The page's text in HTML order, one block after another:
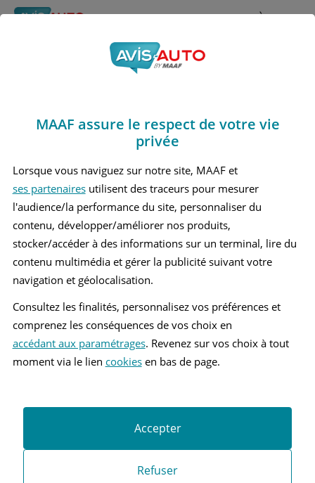
Rechercher À propos
Obtenir un devis d'assurance auto MAAF
Avis Ford Edge
FORD EDGE 2 GRAND SUV
Vous recherchez une
assurance automobile ?
Obtenez vos devis MAAF
MAAF assure le respect de votre vie
privée
Lorsque vous naviguez sur notre site, MAAF et
ses partenairesutilisent des traceurs pour mesurer
l'audience/la performance du site, personnaliser du
contenu, développer/améliorer nos produits,
stocker/accéder à des informations sur un terminal, lire du
contenu multimédia et gérer la publicité suivant votre
navigation et géolocalisation.
Consultez les finalités, personnalisez vos préférences et
comprenez les conséquences de vos choix en
accédant aux paramétrages. Revenez sur vos choix à tout
moment via le lien cookiesen bas de page.
Refuser
Accepter